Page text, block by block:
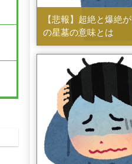
【悲報】超絶と爆絶
の星墓の意味とは